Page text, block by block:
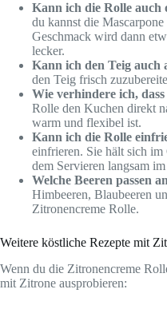
Kann ich die Rolle auch
du kannst die
Geschmack wird dann
lecker.
Kann ich den Teig auch
den Teig frisch
Wie verhindere ich,
Rolle den Kuchen direkt
warm und flexibel ist.
Kann ich die Rolle
einfrieren. Sie hält sich
dem Servieren langsam
Welche Beeren passen
Himbeeren, Blaubeeren
Zitronencreme Rolle.
Weitere köstliche Rezepte mit
Wenn du die Zitronencreme
mit Zitrone ausprobieren: